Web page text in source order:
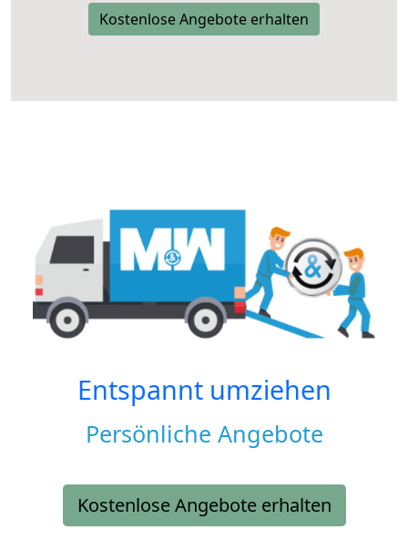
Kostenlose Angebote erhalten
Entspannt umziehen
Persönliche Angebote
Kostenlose Angebote erhalten